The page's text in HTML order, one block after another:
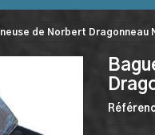
de Norbert Dragonneau